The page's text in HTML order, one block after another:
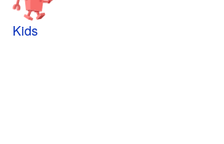
Kids